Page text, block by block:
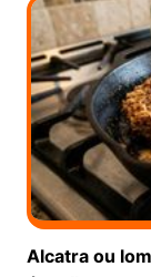
Alcatra ou